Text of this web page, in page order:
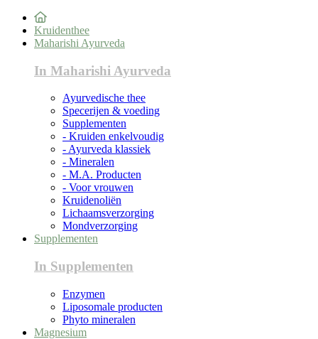
Kruidenthee
Maharishi Ayurveda
In Maharishi Ayurveda
Ayurvedische thee
Specerijen & voeding
Supplementen
- Kruiden enkelvoudig
- Ayurveda klassiek
- Mineralen
- M.A. Producten
- Voor vrouwen
Kruidenoliën
Lichaamsverzorging
Mondverzorging
Supplementen
In Supplementen
Enzymen
Liposomale producten
Phyto mineralen
Magnesium